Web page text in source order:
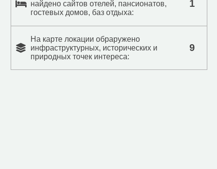
найдено сайтов отелей, пансионатов,
гостевых домов, баз отдыха:
1
На карте локации обраружено
инфраструктурных, исторических и
природных точек интереса:
9